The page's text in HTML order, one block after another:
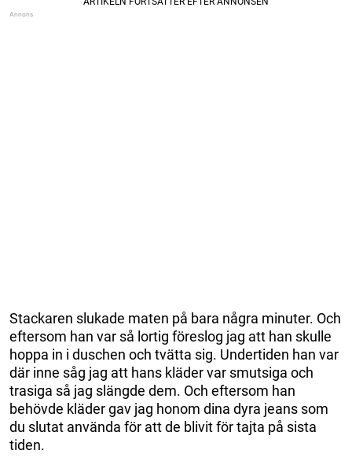
Stackaren slukade maten på bara några minuter. Och
eftersom han var så lortig föreslog jag att han skulle
hoppa in i duschen och tvätta sig. Undertiden han var
där inne såg jag att hans kläder var smutsiga och
trasiga så jag slängde dem. Och eftersom han
behövde kläder gav jag honom dina dyra jeans som
du slutat använda för att de blivit för tajta på sista
tiden.